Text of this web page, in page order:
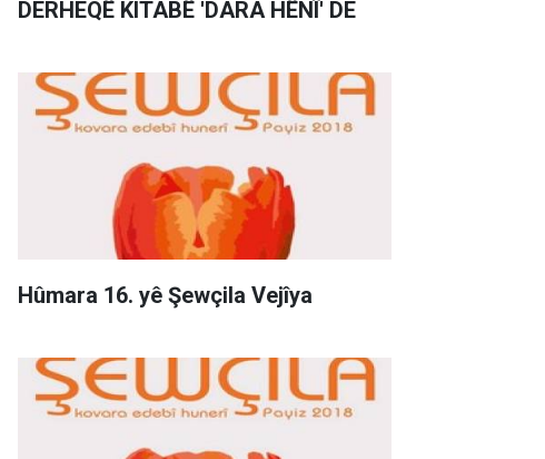
DERHEQÊ KITABÊ 'DARA HÊNÎ' DE
Hûmara 16. yê Şewçila Vejîya